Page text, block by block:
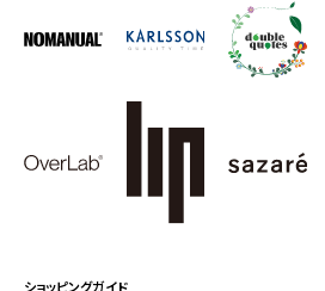
ショッピングガイド